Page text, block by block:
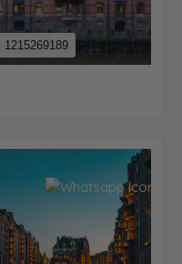
1215269189